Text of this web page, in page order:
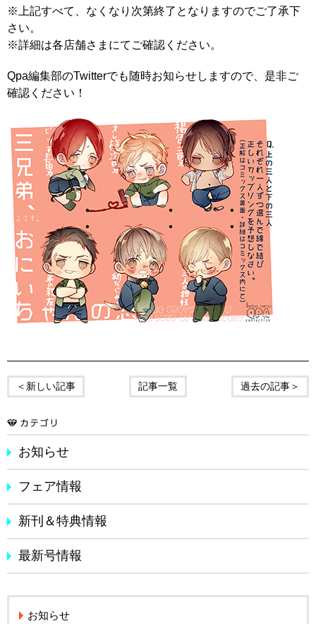
※上記すべて、なくなり次第終了となりますのでご了承下
さい。
※詳細は各店舗さまにてご確認ください。
Qpa編集部のTwitterでも随時お知らせしますので、是非ご
確認ください！
＜新しい記事 過去の記事＞
記事一覧
お知らせ
フェア情報
新刊＆特典情報
最新号情報
お知らせ